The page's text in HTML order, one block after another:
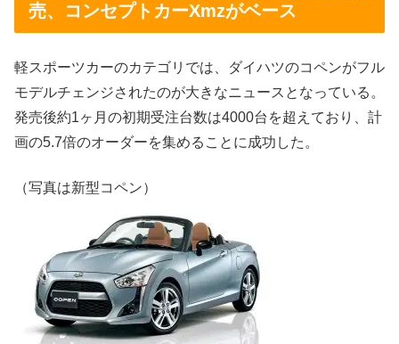
売、コンセプトカーXmzがベース
軽スポーツカーのカテゴリでは、ダイハツのコペンがフル
モデルチェンジされたのが大きなニュースとなっている。
発売後約1ヶ月の初期受注台数は4000台を超えており、計
画の5.7倍のオーダーを集めることに成功した。
（写真は新型コペン）